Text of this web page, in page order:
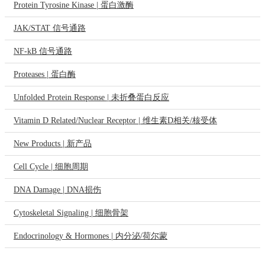
Protein Tyrosine Kinase | 蛋白激酶
JAK/STAT 信号通路
NF-kB 信号通路
Proteases | 蛋白酶
Unfolded Protein Response | 未折叠蛋白反应
Vitamin D Related/Nuclear Receptor | 维生素D相关/核受体
New Products | 新产品
Cell Cycle | 细胞周期
DNA Damage | DNA损伤
Cytoskeletal Signaling | 细胞骨架
Endocrinology & Hormones | 内分泌/荷尔蒙